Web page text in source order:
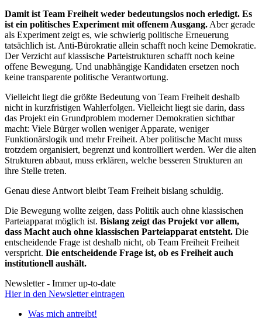
Damit ist Team Freiheit weder bedeutungslos noch erledigt. Es
ist ein politisches Experiment mit offenem Ausgang. Aber gerade
als Experiment zeigt es, wie schwierig politische Erneuerung
tatsächlich ist. Anti-Bürokratie allein schafft noch keine Demokratie.
Der Verzicht auf klassische Parteistrukturen schafft noch keine
offene Bewegung. Und unabhängige Kandidaten ersetzen noch
keine transparente politische Verantwortung.
Vielleicht liegt die größte Bedeutung von Team Freiheit deshalb
nicht in kurzfristigen Wahlerfolgen. Vielleicht liegt sie darin, dass
das Projekt ein Grundproblem moderner Demokratien sichtbar
macht: Viele Bürger wollen weniger Apparate, weniger
Funktionärslogik und mehr Freiheit. Aber politische Macht muss
trotzdem organisiert, begrenzt und kontrolliert werden. Wer die alten
Strukturen abbaut, muss erklären, welche besseren Strukturen an
ihre Stelle treten.
Genau diese Antwort bleibt Team Freiheit bislang schuldig.
Die Bewegung wollte zeigen, dass Politik auch ohne klassischen
Parteiapparat möglich ist. Bislang zeigt das Projekt vor allem,
dass Macht auch ohne klassischen Parteiapparat entsteht. Die
entscheidende Frage ist deshalb nicht, ob Team Freiheit Freiheit
verspricht. Die entscheidende Frage ist, ob es Freiheit auch
institutionell aushält.
Newsletter - Immer up-to-date
Hier in den Newsletter eintragen
Was mich antreibt!